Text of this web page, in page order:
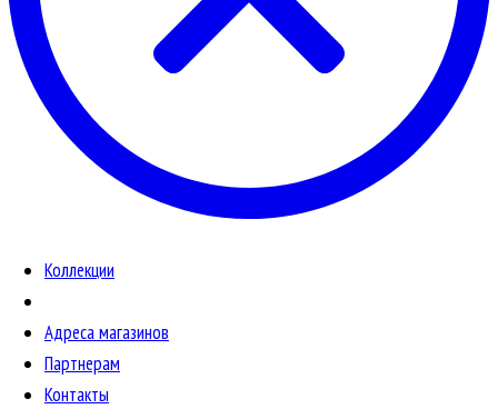
Коллекции
Адреса магазинов
Партнерам
Контакты